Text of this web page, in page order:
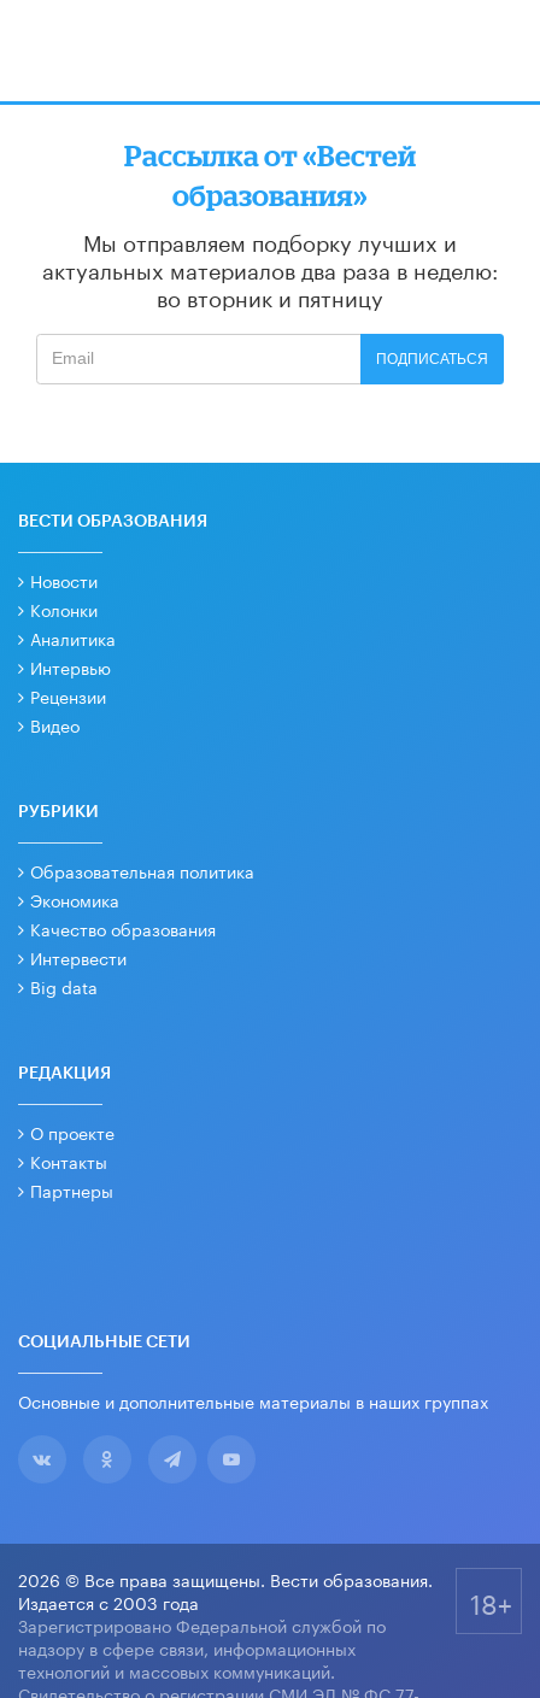
Рассылка от «Вестей
образования»
Мы отправляем подборку лучших и
актуальных материалов два раза в неделю:
во вторник и пятницу
ПОДПИСАТЬСЯ
ВЕСТИ ОБРАЗОВАНИЯ
Новости
Колонки
Аналитика
Интервью
Рецензии
Видео
РУБРИКИ
Образовательная политика
Экономика
Качество образования
Интервести
Big data
РЕДАКЦИЯ
О проекте
Контакты
Партнеры
СОЦИАЛЬНЫЕ СЕТИ
Основные и дополнительные материалы в наших группах
2026 © Все права защищены. Вести образования.
Издается с 2003 года
Зарегистрировано Федеральной службой по
надзору в сфере связи, информационных
технологий и массовых коммуникаций.
18+